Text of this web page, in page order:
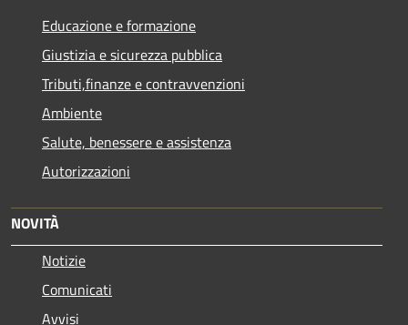
Educazione e formazione
Giustizia e sicurezza pubblica
Tributi,finanze e contravvenzioni
Ambiente
Salute, benessere e assistenza
Autorizzazioni
NOVITÀ
Notizie
Comunicati
Avvisi